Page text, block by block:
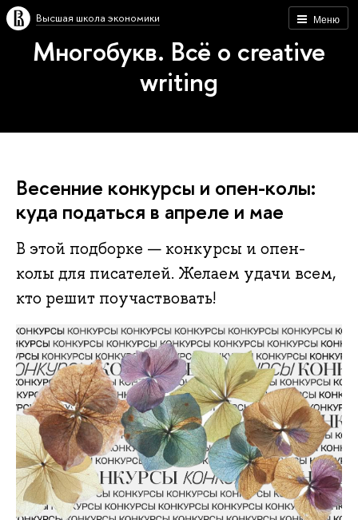
Меню
Высшая школа экономики
Многобукв. Всё о creative
writing
Весенние конкурсы и опен-колы:
куда податься в апреле и мае
В этой подборке — конкурсы и опен-
колы для писателей. Желаем удачи всем,
кто решит поучаствовать!